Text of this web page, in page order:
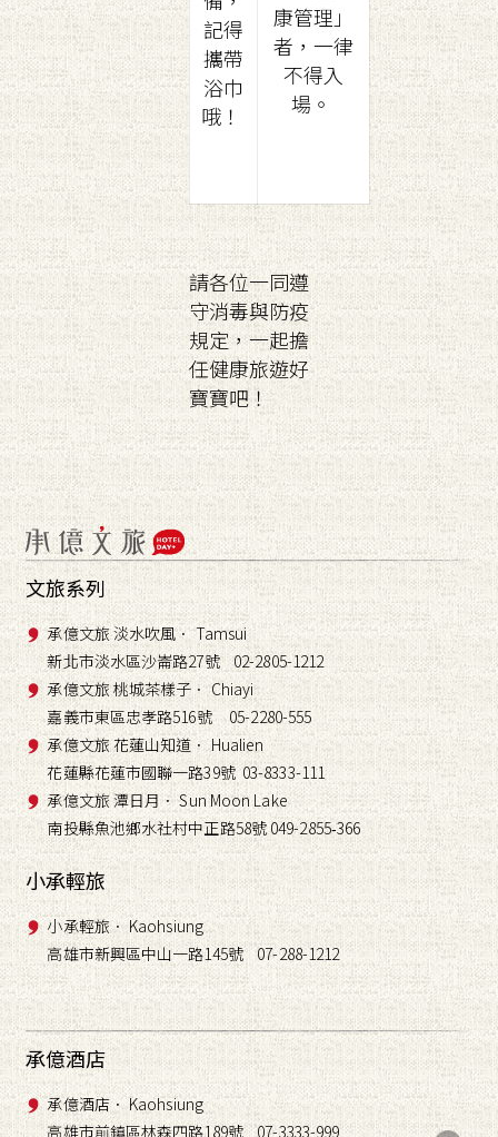
記得
攜帶
浴巾
哦！
康管理」
者，一律
不得入
場。
請各位一同遵
守消毒與防疫
規定，一起擔
任健康旅遊好
寶寶吧！
文旅系列
承億文旅 淡水吹風． Tamsui
新北市淡水區沙崙路27號 02-2805-1212
承億文旅 桃城茶樣子． Chiayi
嘉義市東區忠孝路516號 05-2280-555
承億文旅 花蓮山知道． Hualien
花蓮縣花蓮市國聯一路39號 03-8333-111
承億文旅 潭日月． Sun Moon Lake
南投縣魚池鄉水社村中正路58號 049-2855-366
小承輕旅
小承輕旅． Kaohsiung
高雄市新興區中山一路145號 07-288-1212
承億酒店
承億酒店． Kaohsiung
高雄市前鎮區林森四路189號 07-3333-999